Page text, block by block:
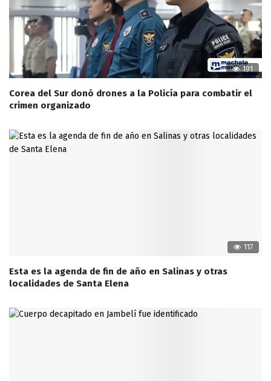
191
Corea del Sur donó drones a la Policía para combatir el
crimen organizado
117
Esta es la agenda de fin de año en Salinas y otras
localidades de Santa Elena